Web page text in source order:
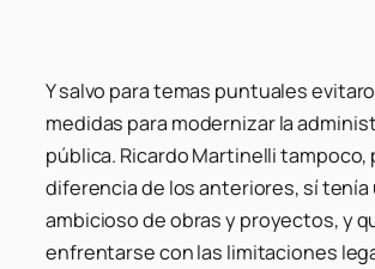
Y salvo para temas puntuales
medidas para modernizar la
pública. Ricardo Martinelli tampoco,
diferencia de los anteriores, sí tenía
ambicioso de obras y proyectos, y
enfrentarse con las limitaciones